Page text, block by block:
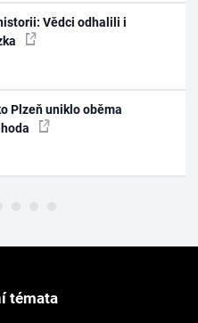
Vědci odhalili i
Plzeň uniklo oběma
témata